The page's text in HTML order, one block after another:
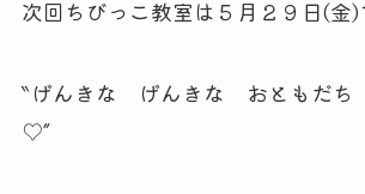
次回ちびっこ教室は５月２９日(金)
‶げんきな げんきな おともだち
♡″